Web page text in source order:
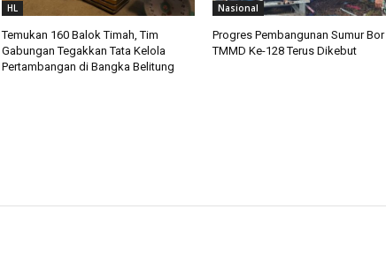
HL
Temukan 160 Balok Timah, Tim
Gabungan Tegakkan Tata Kelola
Pertambangan di Bangka Belitung
Nasional
Progres Pembangunan Sumur Bor
TMMD Ke-128 Terus Dikebut